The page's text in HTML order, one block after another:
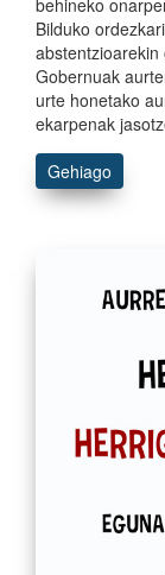
behineko
Bilduko
Gobernuak
urte honetako
ekarpenak
Gehiago